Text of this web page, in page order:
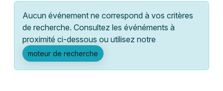
Activité & Expérience
Manifestations
Foires & salons
Lyon
Marseille
Mulhouse
Aucun événement ne correspond à vos critères
de recherche. Consultez les événéments à
proximité ci-dessous ou utilisez notre
moteur de recherche
Aujourd'hui
Demain Ce week-end Autre